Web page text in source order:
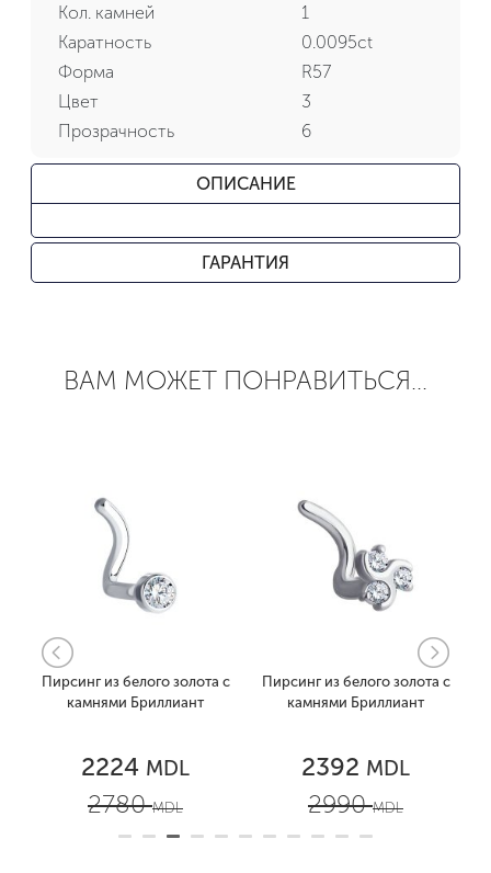
Кол. камней
1
Каратность
0.0095ct
Форма
R57
Цвет
3
Прозрачность
6
ОПИСАНИЕ
ГАРАНТИЯ
ВАМ МОЖЕТ ПОНРАВИТЬСЯ...
Пирсинг из белого золота с
камнями Бриллиант
2224MDL
2780MDL
Пирсинг из белого золота с
камнями Бриллиант
2392MDL
2990MDL